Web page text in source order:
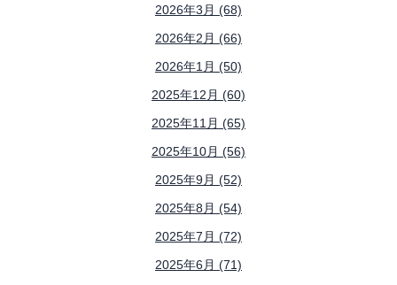
2026年3月 (68)
2026年2月 (66)
2026年1月 (50)
2025年12月 (60)
2025年11月 (65)
2025年10月 (56)
2025年9月 (52)
2025年8月 (54)
2025年7月 (72)
2025年6月 (71)